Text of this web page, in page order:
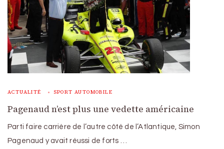
ACTUALITÉ SPORT AUTOMOBILE
Pagenaud n’est plus une vedette américaine
Parti faire carrière de l’autre côté de l’Atlantique, Simon
Pagenaud y avait réussi de forts …